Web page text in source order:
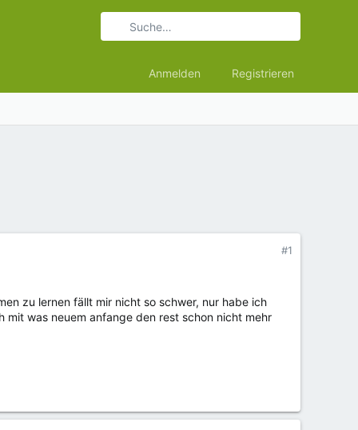
Anmelden Registrieren
#1
zu lernen fällt mir nicht so schwer, nur habe ich
was neuem anfange den rest schon nicht mehr